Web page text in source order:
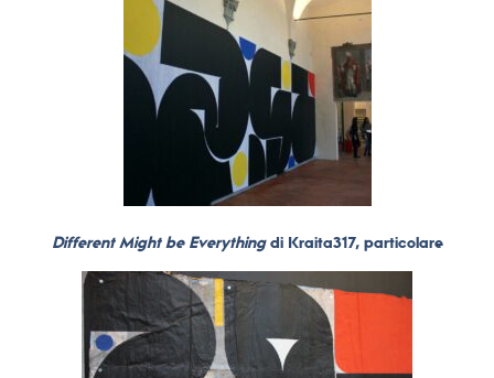
Different Might be Everythingdi Kraita317, particolare